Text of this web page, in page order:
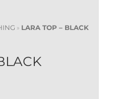
» LARA TOP – BLACK